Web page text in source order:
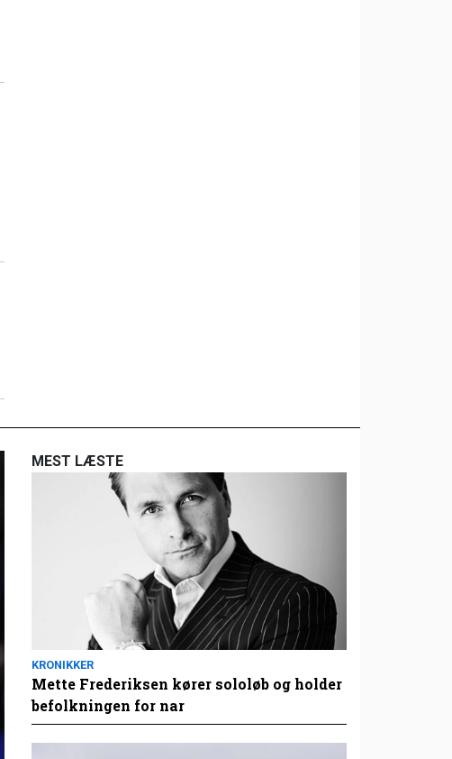
MEST LÆSTE
KRONIKKER
Mette Frederiksen kører sololøb og holder
befolkningen for nar